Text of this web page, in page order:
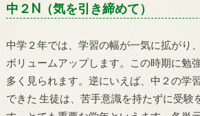
中２N（気を引き締めて）
中学２年では、学習の幅が一気に拡がり
ボリュームアップします。この時期に勉
多く見られます。逆にいえば、中２の学
できた 生徒は、苦手意識を持たずに受験